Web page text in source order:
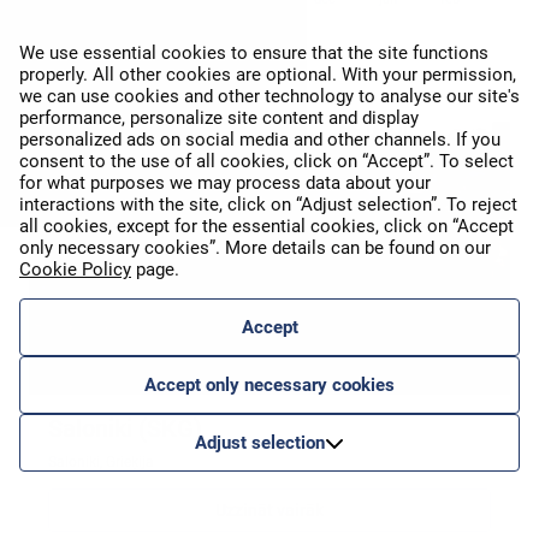
We use essential cookies to ensure that the site functions
properly. All other cookies are optional. With your permission,
we can use cookies and other technology to analyse our site's
performance, personalize site content and display
personalized ads on social media and other channels. If you
consent to the use of all cookies, click on “Accept”. To select
for what purposes we may process data about your
interactions with the site, click on “Adjust selection”. To reject
all cookies, except for the essential cookies, click on “Accept
only necessary cookies”. More details can be found on our
Cookie Policy page.
Accept
Accept only necessary cookies
Adjust selection
Tiešie reisi